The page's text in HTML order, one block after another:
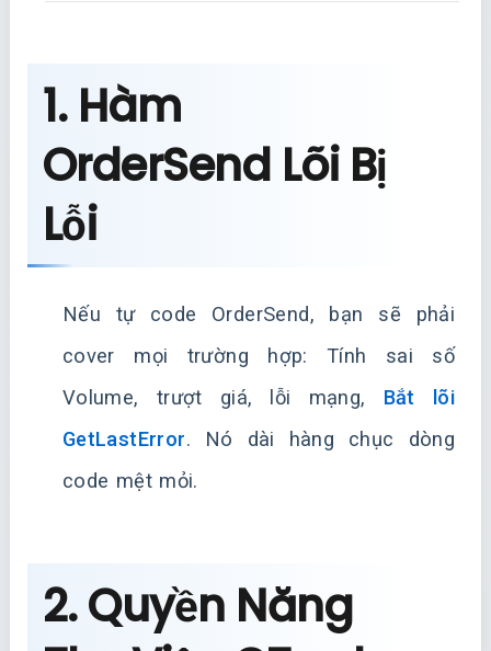
1. Hàm
OrderSend Lõi Bị
Lỗi
Nếu tự code OrderSend, bạn sẽ phải
cover mọi trường hợp: Tính sai số
Volume, trượt giá, lỗi mạng, Bắt lõi
GetLastError. Nó dài hàng chục dòng
code mệt mỏi.
2. Quyền Năng